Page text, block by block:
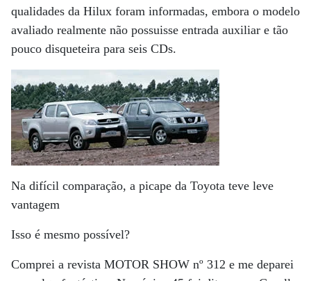
qualidades da Hilux foram informadas, embora o modelo
avaliado realmente não possuisse entrada auxiliar e tão
pouco disqueteira para seis CDs.
Na difícil comparação, a picape da Toyota teve leve
vantagem
Isso é mesmo possível?
Comprei a revista MOTOR SHOW nº 312 e me deparei